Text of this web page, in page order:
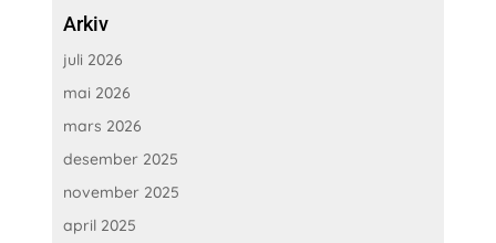
Arkiv
juli 2026
mai 2026
mars 2026
desember 2025
november 2025
april 2025